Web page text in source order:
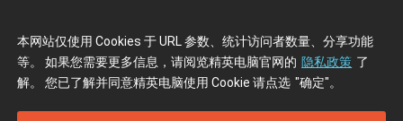
本网站仅使用 Cookies 于 URL 参数、统计访问者数量、分享功能
等。 如果您需要更多信息，请阅览精英电脑官网的 隐私政策 了
解。 您已了解并同意精英电脑使用 Cookie 请点选 "确定"。